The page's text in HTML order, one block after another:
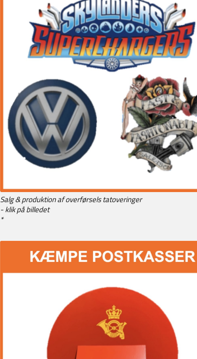
Salg & produktion af overførsels tatoveringer
- klik på billedet
*